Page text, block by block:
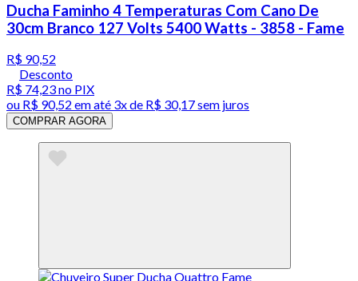
Ducha Faminho 4 Temperaturas Com Cano De
30cm Branco 127 Volts 5400 Watts - 3858 - Fame
R$ 90,52
Desconto
R$ 74,23no PIX
ou R$ 90,52 em até 3x de R$ 30,17 sem juros
COMPRAR AGORA